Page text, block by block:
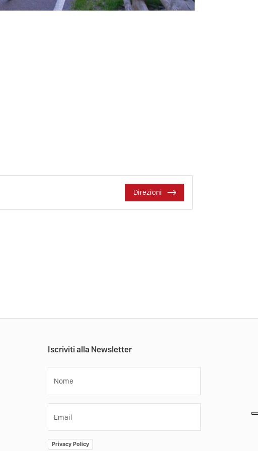
Direzioni
Iscriviti alla Newsletter
Nome
Email
Privacy Policy